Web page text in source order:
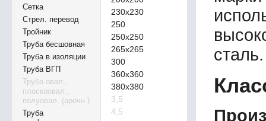
Сетка
Стрел. перевод
Тройник
Труба бесшовная
Труба в изоляции
Труба ВГП
Труба овал.,
плоскоовал.,
полуовал. (арочн.)
Труба
230х230
250
250х250
265х265
300
360х360
380х380
3,5
4,5
сталь.